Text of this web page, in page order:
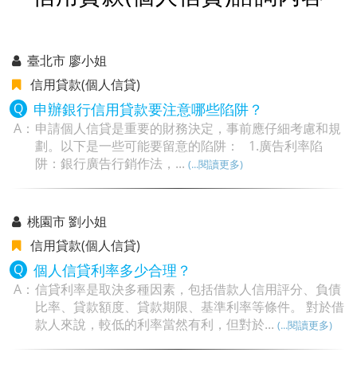
臺北市 廖小姐
信用貸款(個人信貸)
申辦銀行信用貸款要注意哪些陷阱？
申請個人信貸是重要的財務決定，事前應仔細考慮和規
劃。以下是一些可能要留意的陷阱： 1.廣告利率陷
阱：銀行廣告行銷作法，... (...閱讀更多)
桃園市 劉小姐
信用貸款(個人信貸)
個人信貸利率多少合理？
信貸利率是取決多種因素，包括借款人信用評分、負債
比率、貸款額度、貸款期限、基準利率等條件。 對於借
款人來說，較低的利率當然有利，但對於... (...閱讀更多)